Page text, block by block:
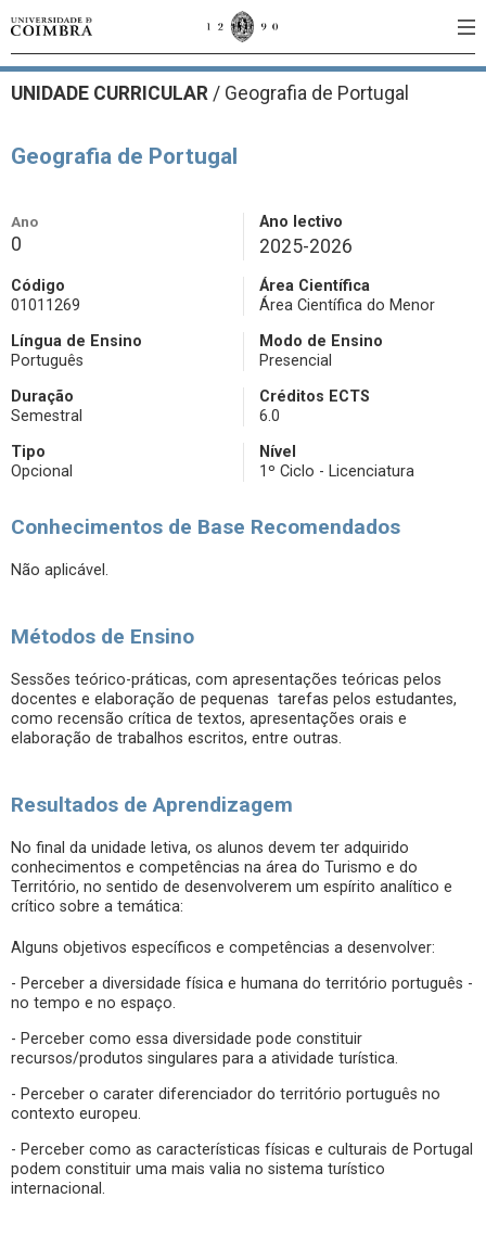
UNIDADE CURRICULAR / Geografia de Portugal
Geografia de Portugal
Ano
0
Ano lectivo
2025-2026
Código
01011269
Área Científica
Área Científica do Menor
Língua de Ensino
Português
Modo de Ensino
Presencial
Duração
Semestral
Créditos ECTS
6.0
Tipo
Opcional
Nível
1º Ciclo - Licenciatura
Conhecimentos de Base Recomendados
Não aplicável.
Métodos de Ensino
Sessões teórico-práticas, com apresentações teóricas pelos
docentes e elaboração de pequenas tarefas pelos estudantes,
como recensão crítica de textos, apresentações orais e
elaboração de trabalhos escritos, entre outras.
Resultados de Aprendizagem
No final da unidade letiva, os alunos devem ter adquirido
conhecimentos e competências na área do Turismo e do
Território, no sentido de desenvolverem um espírito analítico e
crítico sobre a temática:
Alguns objetivos específicos e competências a desenvolver:
- Perceber a diversidade física e humana do território português -
no tempo e no espaço.
- Perceber como essa diversidade pode constituir
recursos/produtos singulares para a atividade turística.
- Perceber o carater diferenciador do território português no
contexto europeu.
- Perceber como as características físicas e culturais de Portugal
podem constituir uma mais valia no sistema turístico
internacional.